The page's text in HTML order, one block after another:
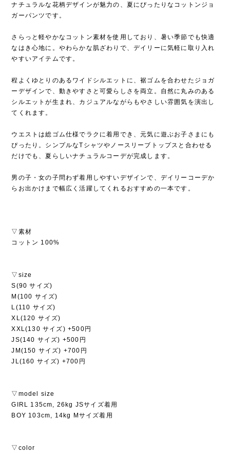
ナチュラルな花柄デザインが魅力の、夏にぴったりなコットンジョ
ガーパンツです。
さらっと軽やかなコットン素材を使用しており、暑い季節でも快適
なはき心地に。やわらかな肌ざわりで、デイリーに気軽に取り入れ
やすいアイテムです。
程よくゆとりのあるワイドシルエットに、裾ゴムを合わせたジョガ
ーデザインで、動きやすさと可愛らしさを両立。自然に丸みのある
シルエットが生まれ、カジュアルながらもやさしい雰囲気を演出し
てくれます。
ウエストは総ゴム仕様でラクに着用でき、元気に遊ぶお子さまにも
ぴったり。シンプルなTシャツやノースリーブトップスと合わせる
だけでも、夏らしいナチュラルコーデが完成します。
男の子・女の子問わず着用しやすいデザインで、デイリーコーデか
らお出かけまで幅広く活躍してくれるおすすめの一本です。
▽素材
コットン 100%
▽size
S(90 サイズ)
M(100 サイズ)
L(110 サイズ)
XL(120 サイズ)
XXL(130 サイズ) +500円
JS(140 サイズ) +500円
JM(150 サイズ) +700円
JL(160 サイズ) +700円
▽model size
GIRL 135cm, 26kg JSサイズ着用
BOY 103cm, 14kg Mサイズ着用
▽color